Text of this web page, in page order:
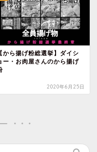
【から揚げ粉総選挙】ダイシ
ー・お肉屋さんのから揚げ
2020年6月25日